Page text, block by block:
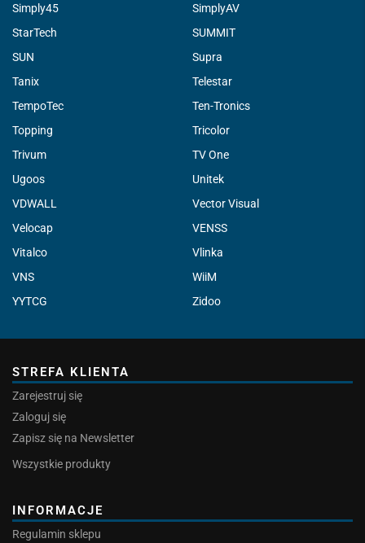
Simply45
SimplyAV
StarTech
SUMMIT
SUN
Supra
Tanix
Telestar
TempoTec
Ten-Tronics
Topping
Tricolor
Trivum
TV One
Ugoos
Unitek
VDWALL
Vector Visual
Velocap
VENSS
Vitalco
Vlinka
VNS
WiiM
YYTCG
Zidoo
STREFA KLIENTA
Zarejestruj się
Zaloguj się
Zapisz się na Newsletter
Wszystkie produkty
INFORMACJE
Regulamin sklepu